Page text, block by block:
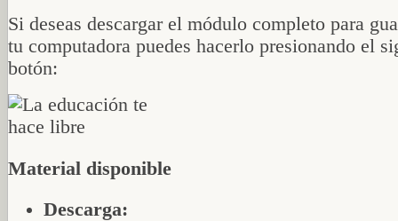
Si deseas descargar el módulo completo para
tu computadora puedes hacerlo presionando el
botón:
Material disponible
Descarga: